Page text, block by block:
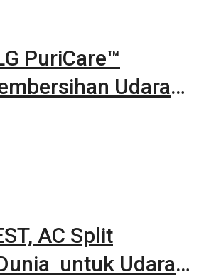
PuriCare™
Udara
AC Split
untuk Udara